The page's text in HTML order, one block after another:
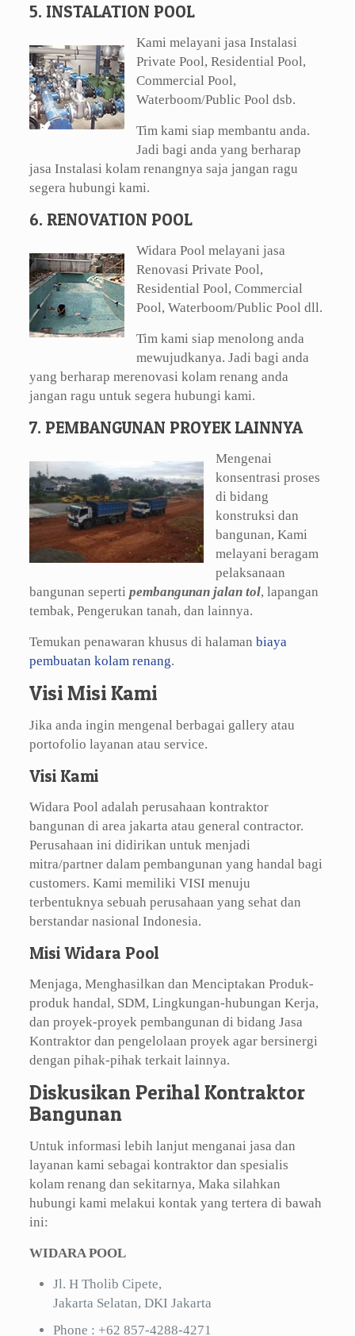
5. INSTALATION POOL
Kami melayani jasa Instalasi
Private Pool, Residential Pool,
Commercial Pool,
Waterboom/Public Pool dsb.
Tim kami siap membantu anda.
Jadi bagi anda yang berharap
jasa Instalasi kolam renangnya saja jangan ragu
segera hubungi kami.
6. RENOVATION POOL
Widara Pool melayani jasa
Renovasi Private Pool,
Residential Pool, Commercial
Pool, Waterboom/Public Pool dll.
Tim kami siap menolong anda
mewujudkanya. Jadi bagi anda
yang berharap merenovasi kolam renang anda
jangan ragu untuk segera hubungi kami.
7. PEMBANGUNAN PROYEK LAINNYA
Mengenai
konsentrasi proses
di bidang
konstruksi dan
bangunan, Kami
melayani beragam
pelaksanaan
bangunan seperti pembangunan jalan tol, lapangan
tembak, Pengerukan tanah, dan lainnya.
Temukan penawaran khusus di halaman biaya
pembuatan kolam renang.
Visi Misi Kami
Jika anda ingin mengenal berbagai gallery atau
portofolio layanan atau service.
Visi Kami
Widara Pool adalah perusahaan kontraktor
bangunan di area jakarta atau general contractor.
Perusahaan ini didirikan untuk menjadi
mitra/partner dalam pembangunan yang handal bagi
customers. Kami memiliki VISI menuju
terbentuknya sebuah perusahaan yang sehat dan
berstandar nasional Indonesia.
Misi Widara Pool
Menjaga, Menghasilkan dan Menciptakan Produk-
produk handal, SDM, Lingkungan-hubungan Kerja,
dan proyek-proyek pembangunan di bidang Jasa
Kontraktor dan pengelolaan proyek agar bersinergi
dengan pihak-pihak terkait lainnya.
Diskusikan Perihal Kontraktor
Bangunan
Untuk informasi lebih lanjut menganai jasa dan
layanan kami sebagai kontraktor dan spesialis
kolam renang dan sekitarnya, Maka silahkan
hubungi kami melakui kontak yang tertera di bawah
ini:
WIDARA POOL
Jl. H Tholib Cipete,
Jakarta Selatan, DKI Jakarta
Phone : +62 857-4288-4271